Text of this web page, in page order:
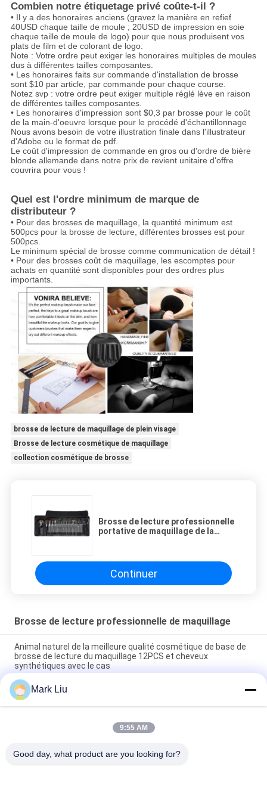
Combien notre étiquetage privé coûte-t-il ?
• Il y a des honoraires anciens (gravez la manière en refief
40USD chaque taille de moule ; 20USD de impression en soie
chaque taille de moule de logo) pour que nous produisent vos
plats de film et de colorant de logo.
Note : Votre ordre peut exiger les honoraires multiples de moules
dus à différentes tailles composantes.
• Les honoraires faits sur commande d'installation de brosse
sont $10 par article, par commande pour chaque course.
Notez svp : votre ordre peut exiger multiple réglé lève en raison
de différentes tailles composantes.
• Les honoraires d'impression sont $0,3 par brosse pour le coût
de la main-d'oeuvre lorsque pour le procédé d'échantillonnage
Nous avons besoin de votre illustration finale dans l'illustrateur
d'Adobe ou le format de pdf.
Le coût d'impression de commande en gros ou d'ordre de bière
blonde allemande dans notre prix de revient unitaire d'offre
couvrira pour vous !
Quel est l'ordre minimum de marque de
distributeur ?
• Pour des brosses de maquillage, la quantité minimum est
500pcs pour la brosse de lecture, différentes brosses est pour
500pcs.
Le minimum spécial de brosse comme communication de détail !
• Pour des brosses coût de maquillage, les escomptes pour
achats en quantité sont disponibles pour des ordres plus
importants.
brosse de lecture de maquillage de plein visage
Brosse de lecture cosmétique de maquillage
collection cosmétique de brosse
Brosse de lecture professionnelle
portative de maquillage de la
Continuer
Brosse de lecture professionnelle de maquillage
Animal naturel de la meilleure qualité cosmétique de base de
brosse de lecture du maquillage 12PCS et cheveux
synthétiques avec le cas
Brosse de lecture professionnelle de maquillage de qualité de
la meilleure qualité/brosse de lecture de visage
PCs de la brosse de lecture de maquillage de plein visage de
marque de distributeur 48 avec le petit pain noir de brosse
Mark Liu
9:55 AM
Good day, what product are you looking for?